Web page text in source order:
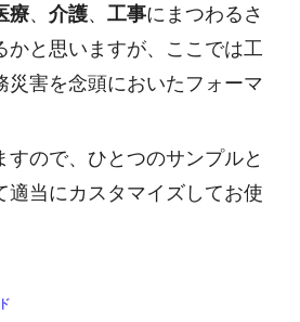
療、 介護、 工事にまつわるさ
かと思いますが、ここでは工
災害を念頭においたフォーマ
すので、ひとつのサンプルと
適当にカスタマイズしてお使